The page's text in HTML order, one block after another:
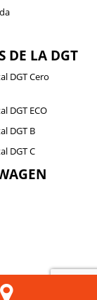
DE LA DGT
DGT Cero
DGT ECO
DGT B
DGT C